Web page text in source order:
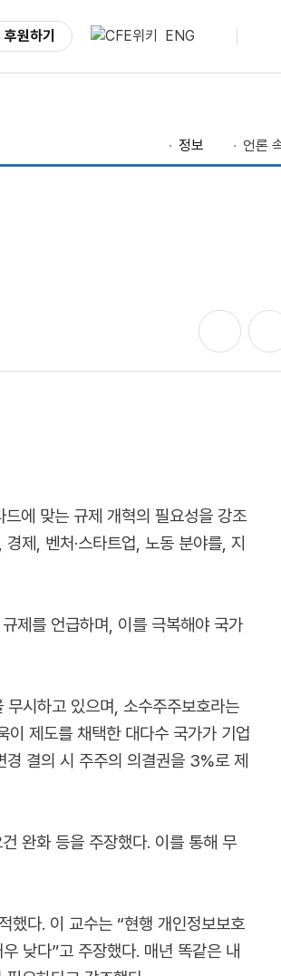
후원하기 ENG
정보 언론
에 맞는 규제 개혁의 필요성을 강조
제, 벤처·스타트업, 노동 분야를, 지
제를 언급하며, 이를 극복해야 국가
시하고 있으며, 소수주주보호라는
제도를 채택한 대다수 국가가 기업
결의 시 주주의 의결권을 3%로 제
완화 등을 주장했다. 이를 통해 무
했다. 이 교수는 “현행 개인정보보호
낮다”고 주장했다. 매년 똑같은 내